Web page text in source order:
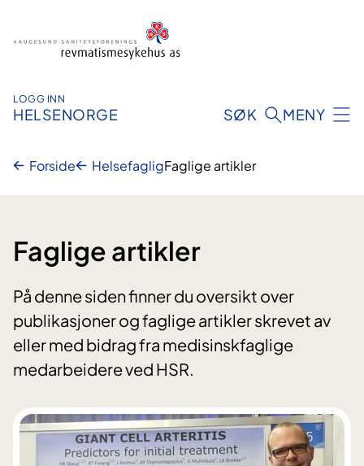
LOGG INN
HELSENORGE SØK MENY
Forside HelsefagligFaglige artikler
Faglige artikler
På denne siden finner du oversikt over
publikasjoner og faglige artikler skrevet av
eller med bidrag fra medisinskfaglige
medarbeidere ved HSR.